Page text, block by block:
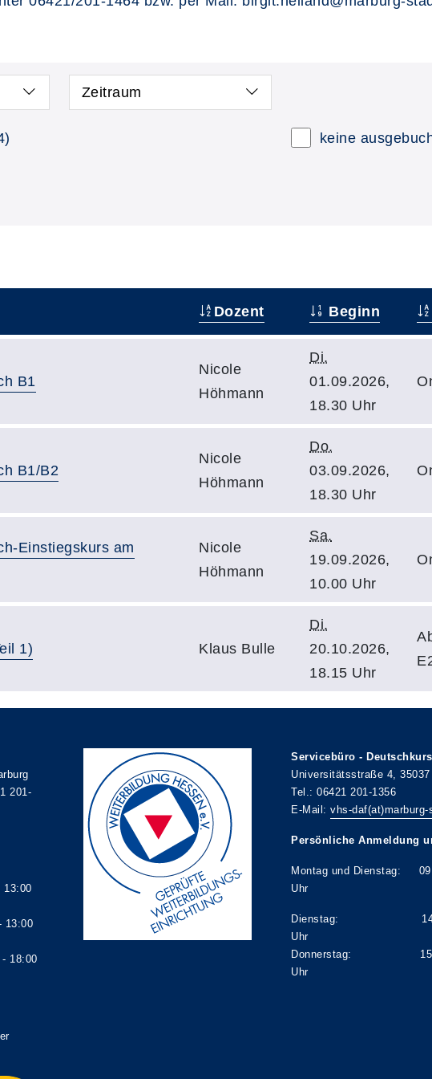
Zeitraum
keine
Dozent Beginn
B1
Nicole
Höhmann
Di.
01.09.2026,
18.30 Uhr
B1/B2
Nicole
Höhmann
Do.
03.09.2026,
18.30 Uhr
Einstiegskurs am
Nicole
Höhmann
Sa.
19.09.2026,
10.00 Uhr
1) Klaus Bulle
Di.
20.10.2026,
18.15 Uhr
201-
Servicebüro -
Universitätsstraße 4, 35037
Tel.: 06421 201-1356
E-Mail: vhs-daf(at)marburg-
Persönliche Anmeldung
Montag und Dienstag:
Uhr
Dienstag: 14:00
Uhr
Donnerstag:
Uhr